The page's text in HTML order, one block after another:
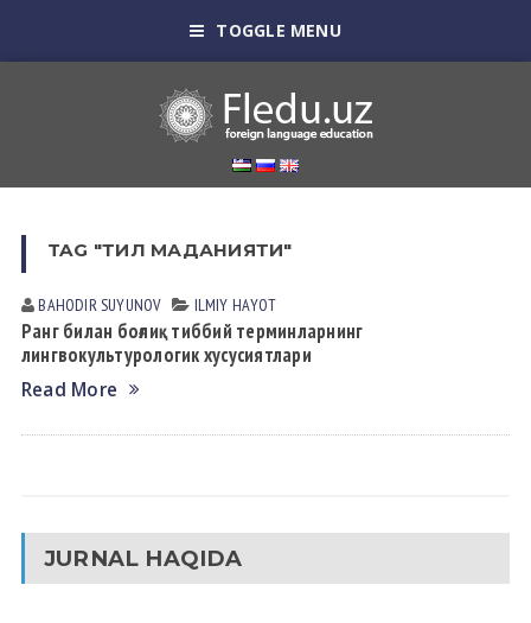
TOGGLE MENU
TAG "ТИЛ МАДАНИЯТИ"
BAHODIR SUYUNOV ILMIY HАYOT
Ранг билан боғлиқ тиббий терминларнинг
лингвокультурологик хусусиятлари
Read More
JURNAL HAQIDA